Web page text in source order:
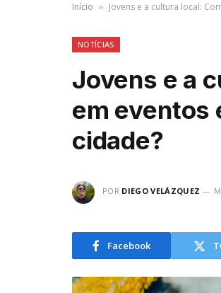
Início » Jovens e a cultura local:
NOTÍCIAS
Jovens e a
em eventos
cidade?
POR DIEGO VELÁZQUEZ
Facebook